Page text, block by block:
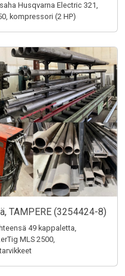
Husqvarna Electric 321,
kompressori (2 HP)
TAMPERE (3254424-8)
49 kappaletta,
MLS 2500,